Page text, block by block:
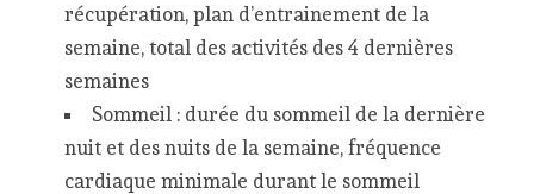
récupération, plan d’entrainement de la
semaine, total des activités des 4 dernières
semaines
Sommeil : durée du sommeil de la dernière
nuit et des nuits de la semaine, fréquence
cardiaque minimale durant le sommeil